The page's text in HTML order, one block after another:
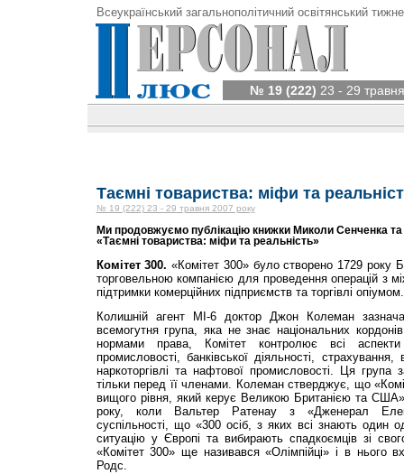
Всеукраїнський загальнополітичний освітянський
№ 19 (222) 23 - 29
Таємні товариства: міфи та
№ 19 (222) 23 - 29 травня 2007 року
Ми продовжуємо публікацію книжки Миколи Сенченка
«Таємні товариства: міфи та реальність»
Комітет300.«Комітет 300» було створено 1729 року
торговельною компанією для проведення операцій з
підтримки комерційних підприємств та торгівлі опіумом.
Колишній агент MІ-6 доктор Джон Колеман
всемогутня група, яка не знає національних
нормами права, Комітет контролює всі аспекти
промисловості, банківської діяльності,
наркоторгівлі та нафтової промисловості. Ця група
тільки перед її членами. Колеман стверджує, що
вищого рівня, який керує Великою Британією та
року, коли Вальтер Ратенау з «Дженерал
суспільності, що «300 осіб, з яких всі знають один
ситуацію у Європі та вибирають спадкоємців зі
«Комітет 300» ще називався «Олімпійці» і в нього
Родс.